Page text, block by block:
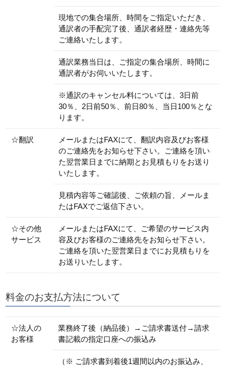
現地での集合場所、時間をご指定いただき、
通訳者の手配完了後、通訳者経歴・連絡先等
ご連絡いたします。
通訳業務当日は、ご指定の集合場所、時間に
通訳者がお伺いいたします。
※通訳のキャンセル料については、3日前
30％、2日前50％、前日80％、当日100％とな
ります。
☆翻訳
メールまたはFAXにて、翻訳内容及びお客様
のご連絡先をお知らせ下さい。ご連絡を頂い
た翌営業日までに納期とお見積もりをお送り
いたします。
見積内容等ご確認後、ご依頼の旨、メールま
たはFAXでご返信下さい。
☆その他
サービス
メールまたはFAXにて、ご希望のサービス内
容及びお客様のご連絡先をお知らせ下さい。
ご連絡を頂いた翌営業日までにお見積もりを
お送りいたします。
料金のお支払方法について
☆法人の
お客様
業務終了後（納品後）→ご請求書送付→請求
書記載の指定口座への振込み
（※ ご請求書到着後1週間以内のお振込み、